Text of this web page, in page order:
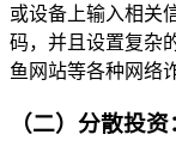
或设备上输入相关
码，并且设置复杂
鱼网站等各种网络
（二）分散投